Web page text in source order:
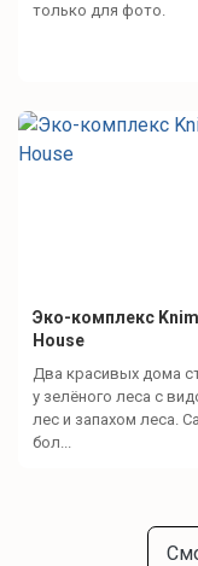
только для фото.
Эко-комплекс Knim
House
Два красивых дома
у зелёного леса с
лес и запахом леса.
бол...